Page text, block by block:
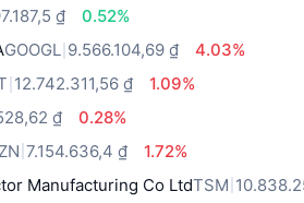
₫
0.52%
GOOGL 9.566.104,69 ₫
4.03%
12.742.311,56 ₫
1.09%
₫
0.28%
7.154.636,4 ₫
1.72%
Manufacturing Co LtdTSM